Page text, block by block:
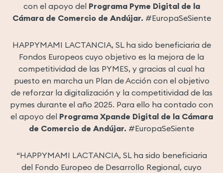
con el apoyo del Programa Pyme Digital de la
Cámara de Comercio de Andújar. #EuropaSeSiente
HAPPYMAMI LACTANCIA, SL ha sido beneficiaria de
Fondos Europeos cuyo objetivo es la mejora de la
competitividad de las PYMES, y gracias al cual ha
puesto en marcha un Plan de Acción con el objetivo
de reforzar la digitalización y la competitividad de las
pymes durante el año 2025. Para ello ha contado con
el apoyo del Programa Xpande Digital de la Cámara
de Comercio de Andújar. #EuropaSeSiente
“HAPPYMAMI LACTANCIA, SL ha sido beneficiaria
del Fondo Europeo de Desarrollo Regional, cuyo